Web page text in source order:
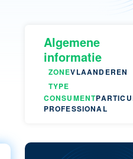
Algemene
informatie
ZONEVLAANDEREN
TYPE
CONSUMENT
PROFESSIONAL